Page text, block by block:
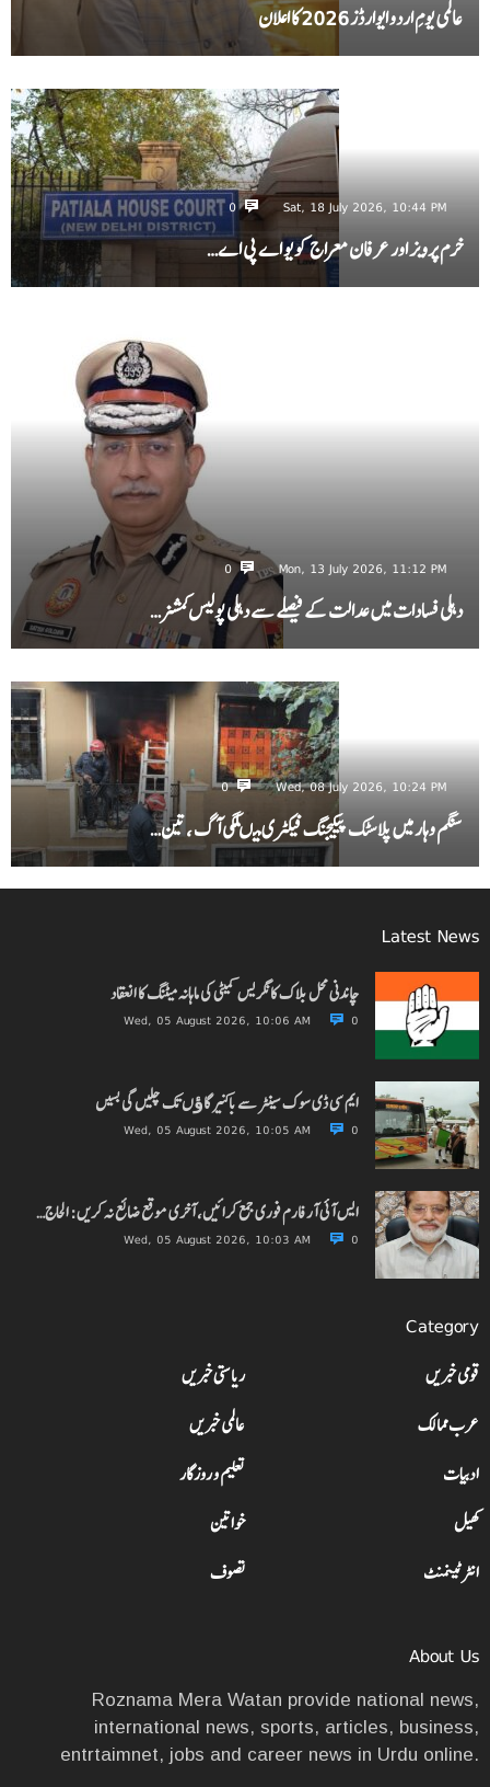
عالمی یومِ اردو ایوارڈز 2026 کا اعلان
Sat, 18 July 2026, 10:44 PM
0
خرم پرویز اور عرفان معراج کو یو اے پی اے…
Mon, 13 July 2026, 11:12 PM
0
دہلی فسادات میں عدالت کے فیصلے سے دہلی پولیس کمشنر…
Wed, 08 July 2026, 10:24 PM
0
سنگم وہار میں پلاسٹک پیکیجنگ فیکٹری میںلگی آگ ، تین…
Latest News
چاندنی محل بلاک کانگریس کمیٹی کی ماہانہ میٹنگ کا انعقاد
Wed, 05 August 2026, 10:06 AM 0
ایم سی ڈی سوک سینٹر سے باکنیر گاﺅں تک چلیں گی بسیں
Wed, 05 August 2026, 10:05 AM 0
ایس آئی آر فارم فوری جمع کرائیں، آخری موقع ضائع نہ کریں: الحاج…
Wed, 05 August 2026, 10:03 AM 0
Category
قومی خبریں
ریاستی خبریں
عرب ممالک
عالمی خبریں
ادبیات
تعلیم و روزگار
کھیل
خواتین
انٹرٹینمنٹ
تصوف
About Us
Roznama Mera Watan provide national news,
international news, sports, articles, business,
entrtaimnet, jobs and career news in Urdu online.